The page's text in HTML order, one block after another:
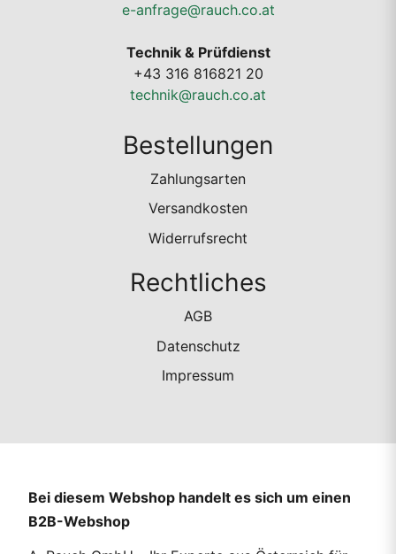
e-anfrage@rauch.co.at
Technik & Prüfdienst
+43 316 816821 20
technik@rauch.co.at
Bestellungen
Zahlungsarten
Versandkosten
Widerrufsrecht
Rechtliches
AGB
Datenschutz
Impressum
Bei diesem Webshop handelt es sich um einen
B2B-Webshop